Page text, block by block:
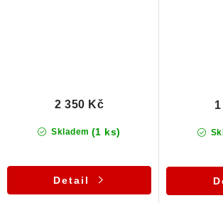
Skladem (1 ks)
2 350 Kč
Detail